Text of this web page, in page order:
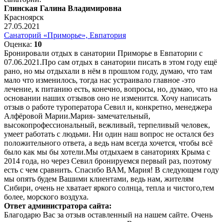
Глинская Галина Владимировна
Красноярск
27.05.2021
Санаторий «Приморье», Евпатория
Оценка: 10
Бронировали отдых в санатории Приморье в Евпатории с
07.06.2021.Про сам отдых в санатории писать в этом году ещё
рано, но мы отдыхали в нём в прошлом году, думаю, что там
мало что изменилось, тогда нас устраивало главное -это
лечение, к питанию есть, конечно, вопросы, но, думаю, что на
основании наших отзывов оно не изменится. Хочу написать
отзыв о работе туроператора Севил и, конкретно, менеджера
Алфёровой Марии.Мария- замечательный,
высокопрофессиональный, вежливый, терпеливый человек,
умеет работать с людьми. Ни один наш вопрос не остался без
положительного ответа, а ведь нам всегда хочется, чтобы всё
было как мы бы хотели.Мы отдыхаем в санаториях Крыма с
2014 года, но через Севил бронируемся первый раз, поэтому
есть с чем сравнить. Спасибо ВАМ, Мария! В следующем году
мы опять будем Вашими клиентами, ведь нам, жителям
Сибири, очень не хватает яркого солнца, тепла и чистого,тем
более, морского воздуха.
Ответ администратора сайта:
Благодарю Вас за отзыв оставленный на нашем сайте. Очень